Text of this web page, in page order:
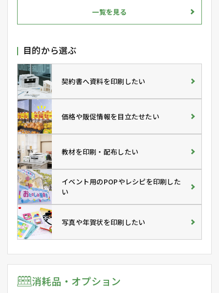
一覧を見る
目的から選ぶ
契約書へ資料を印刷したい
価格や販促情報を目立たせたい
教材を印刷・配布したい
イベント用のPOPやレシピを印刷した
い
写真や年賀状を印刷したい
消耗品・オプション